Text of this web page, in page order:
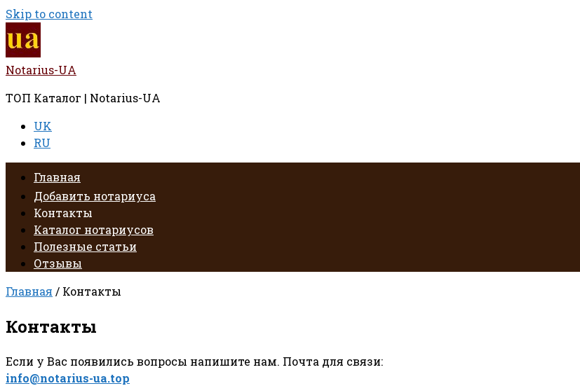
Skip to content
Notarius-UA
ТОП Каталог | Notarius-UA
UK
RU
Главная
Добавить нотариуса
Контакты
Каталог нотариусов
Полезные статьи
Отзывы
Главная / Контакты
Контакты
Если у Вас появились вопросы напишите нам. Почта для связи:
info@notarius-ua.top